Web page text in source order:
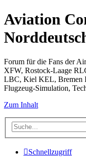
Aviation
Forum für die Fans der
XFW, Rostock-Laage
LBC, Kiel KEL, Bremen
Flugzeug-Simulation,
Zum Inhalt
Schnellzugriff